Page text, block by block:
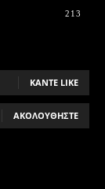
213
ΚΆΝΤΕ LIKE
ΑΚΟΛΟΥΘΉΣΤΕ